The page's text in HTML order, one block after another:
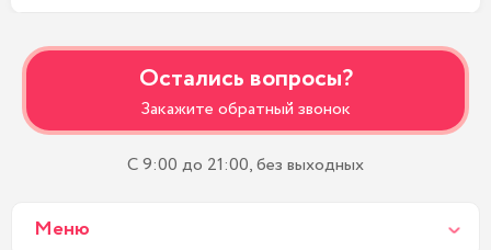
Остались вопросы?
Закажите обратный звонок
С 9:00 до 21:00, без выходных
Меню